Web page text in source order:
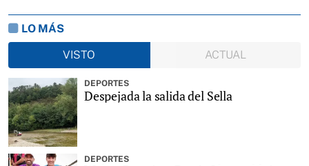
LO MÁS
VISTO
ACTUAL
DEPORTES
Despejada la salida del Sella
DEPORTES